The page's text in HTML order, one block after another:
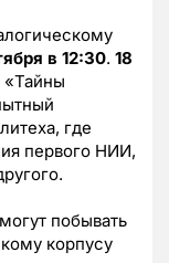
в 12:30. 18
«Тайны
где
первого НИИ,
побывать
корпусу